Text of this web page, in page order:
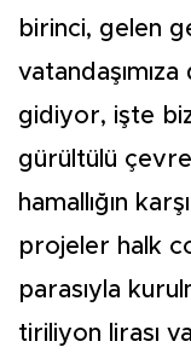
birinci, gelen
vatandaşımıza
gidiyor, işte
gürültülü
hamallığın
projeler halk
parasıyla
tiriliyon lirası